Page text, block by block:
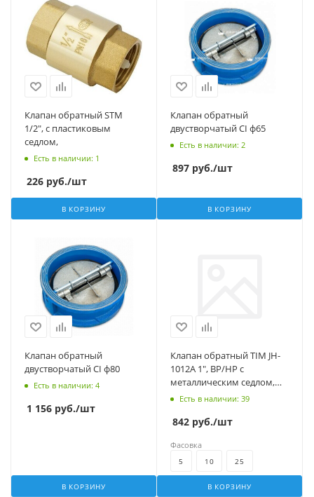
Клапан обратный STM
1/2", с пластиковым
седлом,
Есть в наличии: 1
226 руб./шт
В КОРЗИНУ
Клапан обратный
двустворчатый CI ф65
Есть в наличии: 2
897 руб./шт
В КОРЗИНУ
Клапан обратный
двустворчатый CI ф80
Есть в наличии: 4
1 156 руб./шт
В КОРЗИНУ
Клапан обратный TIM JH-
1012А 1", ВР/НР с
металлическим седлом,
для скважинного насоса
Есть в наличии: 39
842 руб./шт
В КОРЗИНУ
Фасовка
5 10 25